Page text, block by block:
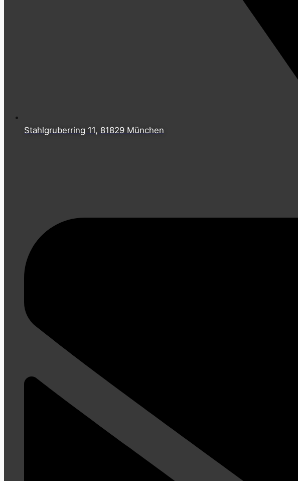
Stahlgruberring 11, 81829 München